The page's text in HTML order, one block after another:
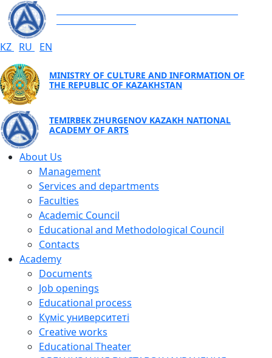
KZ RU EN
MINISTRY OF CULTURE AND INFORMATION OF
THE REPUBLIC OF KAZAKHSTAN
TEMIRBEK ZHURGENOV KAZAKH NATIONAL
ACADEMY OF ARTS
About Us
Management
Services and departments
Faculties
Academic Council
Educational and Methodological Council
Contacts
Academy
Documents
Job openings
Educational process
Күміс университеті
Creative works
Educational Theater